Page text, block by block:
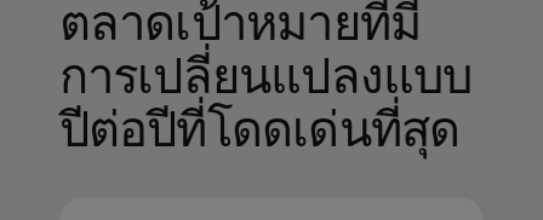
ตลาดเป้าหมายที่มี
การเปลี่ยนแปลงแบบ
ปีต่อปีที่โดดเด่นที่สุด